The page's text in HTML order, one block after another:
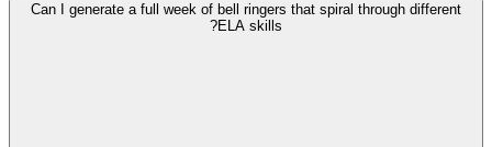
Can I generate a full week of bell ringers that spiral through different
ELA skills?